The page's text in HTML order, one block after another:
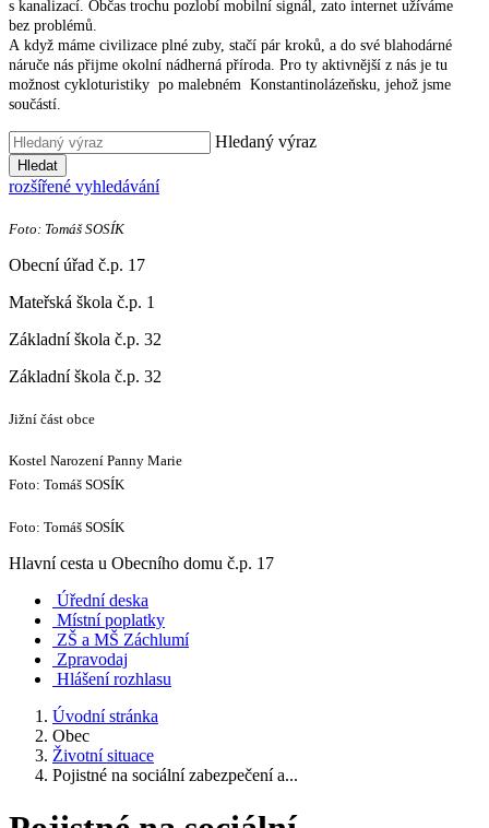
s kanalizací. Občas trochu pozlobí mobilní signál, zato internet užíváme
bez problémů.
A když máme civilizace plné zuby, stačí pár kroků, a do své blahodárné
náruče nás přijme okolní nádherná příroda. Pro ty aktivnější z nás je tu
možnost cykloturistiky po malebném Konstantinolázeňsku, jehož jsme
součástí.
Hledaný výraz
Hledat
rozšířené vyhledávání
Foto: Tomáš SOSÍK
Obecní úřad č.p. 17
Mateřská škola č.p. 1
Základní škola č.p. 32
Základní škola č.p. 32
Jižní část obce
Kostel Narození Panny Marie
Foto: Tomáš SOSÍK
Foto: Tomáš SOSÍK
Hlavní cesta u Obecního domu č.p. 17
Úřední deska
Místní poplatky
ZŠ a MŠ Záchlumí
Zpravodaj
Hlášení rozhlasu
Úvodní stránka
Obec
Životní situace
Pojistné na sociální zabezpečení a...